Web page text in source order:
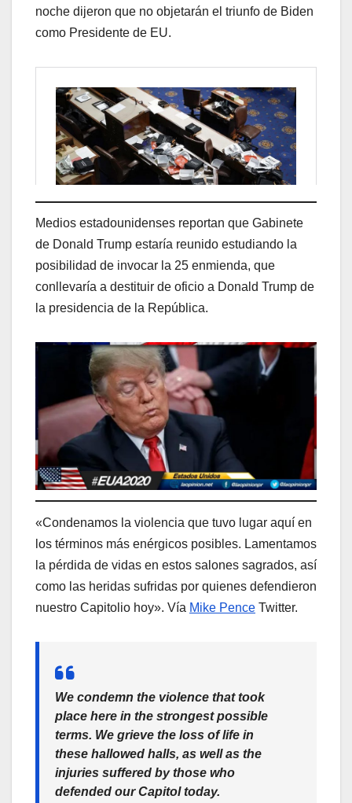
noche dijeron que no objetarán el triunfo de Biden
como Presidente de EU.
Medios estadounidenses reportan que Gabinete
de Donald Trump estaría reunido estudiando la
posibilidad de invocar la 25 enmienda, que
conllevaría a destituir de oficio a Donald Trump de
la presidencia de la República.
«Condenamos la violencia que tuvo lugar aquí en
los términos más enérgicos posibles. Lamentamos
la pérdida de vidas en estos salones sagrados, así
como las heridas sufridas por quienes defendieron
nuestro Capitolio hoy». Vía Mike Pence Twitter.
We condemn the violence that took
place here in the strongest possible
terms. We grieve the loss of life in
these hallowed halls, as well as the
injuries suffered by those who
defended our Capitol today.